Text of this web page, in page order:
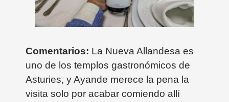
Comentarios: La Nueva Allandesa es
uno de los templos gastronómicos de
Asturies, y Ayande merece la pena la
visita solo por acabar comiendo allí